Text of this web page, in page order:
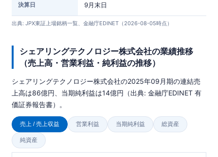
決算日 9月末日
出典: JPX東証上場銘柄一覧、金融庁EDINET（2026-08-05時点）
シェアリングテクノロジー株式会社の業績推移
（売上高・営業利益・純利益の推移）
シェアリングテクノロジー株式会社の2025年09月期の連結売
上高は86億円、当期純利益は14億円（出典: 金融庁EDINET 有
価証券報告書）。
売上 / 売上収益 営業利益 当期純利益 総資産
純資産